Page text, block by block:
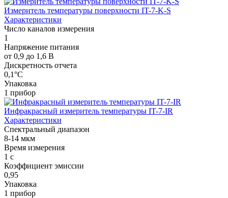
Измеритель температуры поверхности IT-7-K-S
Характеристики
Число каналов измерения
1
Напряжение питания
от 0,9 до 1,6 В
Дискретность отчета
0,1°C
Упаковка
1 прибор
Инфракрасный измеритель температуры IT-7-IR
Характеристики
Спектральный диапазон
8-14 мкм
Время измерения
1 с
Коэффициент эмиссии
0,95
Упаковка
1 прибор